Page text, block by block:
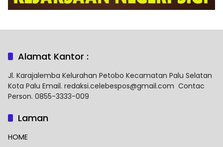
Alamat Kantor :
Jl. Karajalemba Kelurahan Petobo Kecamatan Palu Selatan
Kota Palu Email. redaksi.celebespos@gmail.com Contac
Person. 0855-3333-009
Laman
HOME